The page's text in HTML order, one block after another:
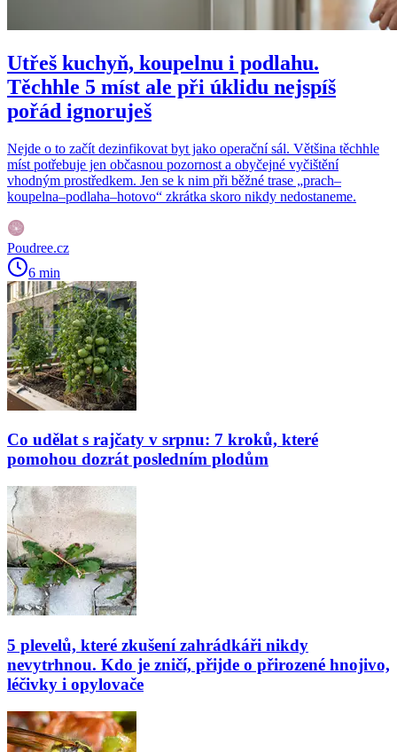
Utřeš kuchyň, koupelnu i podlahu.
Těchhle 5 míst ale při úklidu nejspíš
pořád ignoruješ
Nejde o to začít dezinfikovat byt jako operační sál. Většina těchhle
míst potřebuje jen občasnou pozornost a obyčejné vyčištění
vhodným prostředkem. Jen se k nim při běžné trase „prach–
koupelna–podlaha–hotovo“ zkrátka skoro nikdy nedostaneme.
Poudree.cz
6 min
Co udělat s rajčaty v srpnu: 7 kroků, které
pomohou dozrát posledním plodům
5 plevelů, které zkušení zahrádkáři nikdy
nevytrhnou. Kdo je zničí, přijde o přirozené hnojivo,
léčivky i opylovače